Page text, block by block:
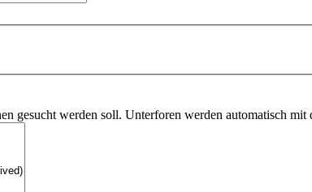
gesucht werden soll. Unterforen werden automatisch